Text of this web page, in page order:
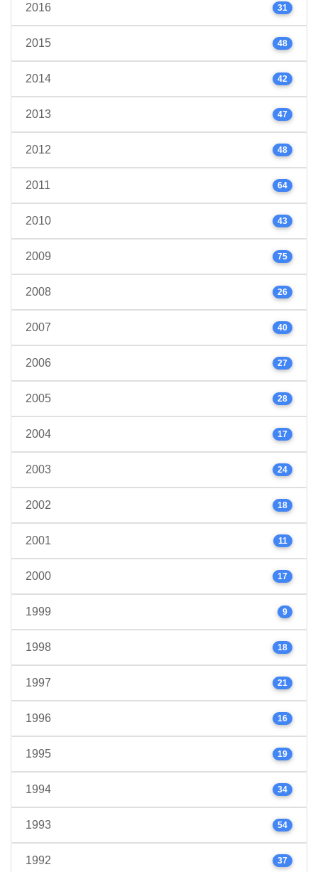
2016 31
2015 48
2014 42
2013 47
2012 48
2011 64
2010 43
2009 75
2008 26
2007 40
2006 27
2005 28
2004 17
2003 24
2002 18
2001 11
2000 17
1999 9
1998 18
1997 21
1996 16
1995 19
1994 34
1993 54
1992 37